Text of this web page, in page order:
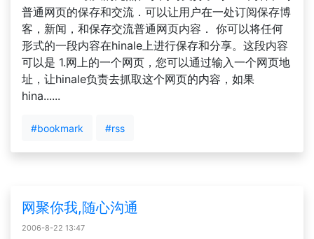
普通网页的保存和交流．可以让用户在一处订阅保存博
客，新闻，和保存交流普通网页内容． 你可以将任何
形式的一段内容在hinale上进行保存和分享。这段内容
可以是 1.网上的一个网页，您可以通过输入一个网页地
址，让hinale负责去抓取这个网页的内容，如果
hina......
#bookmark #rss
网聚你我,随心沟通
2006-8-22 13:47